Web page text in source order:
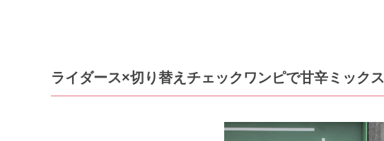
ライダース×切り替えチェックワンピで甘辛ミック